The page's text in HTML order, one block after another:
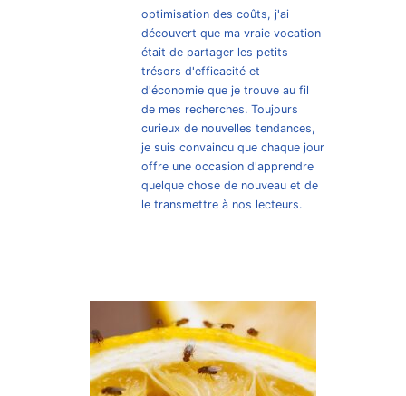
optimisation des coûts, j'ai
découvert que ma vraie vocation
était de partager les petits
trésors d'efficacité et
d'économie que je trouve au fil
de mes recherches. Toujours
curieux de nouvelles tendances,
je suis convaincu que chaque jour
offre une occasion d'apprendre
quelque chose de nouveau et de
le transmettre à nos lecteurs.